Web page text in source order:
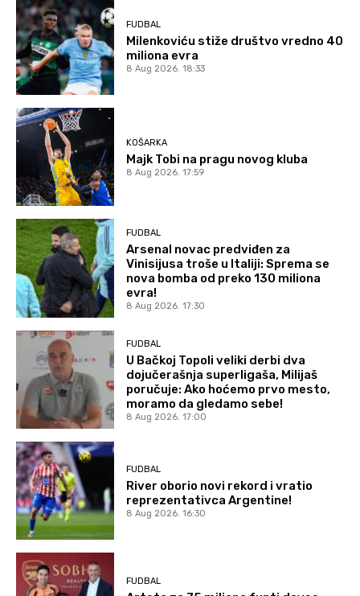
FUDBAL
Milenkoviću stiže društvo vredno 40
miliona evra
8 Aug 2026. 18:33
KOŠARKA
Majk Tobi na pragu novog kluba
8 Aug 2026. 17:59
FUDBAL
Arsenal novac predviđen za
Vinisijusa troše u Italiji: Sprema se
nova bomba od preko 130 miliona
evra!
8 Aug 2026. 17:30
FUDBAL
U Bačkoj Topoli veliki derbi dva
dojučerašnja superligaša, Milijaš
poručuje: Ako hoćemo prvo mesto,
moramo da gledamo sebe!
8 Aug 2026. 17:00
FUDBAL
River oborio novi rekord i vratio
reprezentativca Argentine!
8 Aug 2026. 16:30
FUDBAL